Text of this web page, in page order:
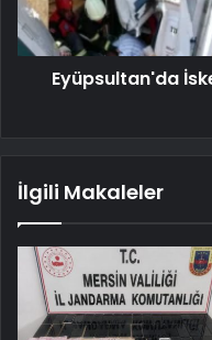
Eyüpsultan'da
İlgili Makaleler